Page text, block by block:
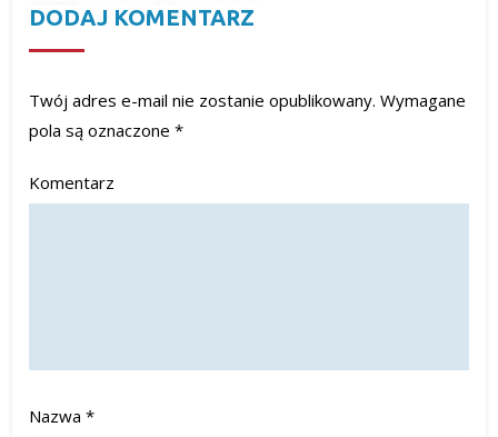
DODAJ KOMENTARZ
Twój adres e-mail nie zostanie opublikowany. Wymagane
pola są oznaczone*
Komentarz
Nazwa*